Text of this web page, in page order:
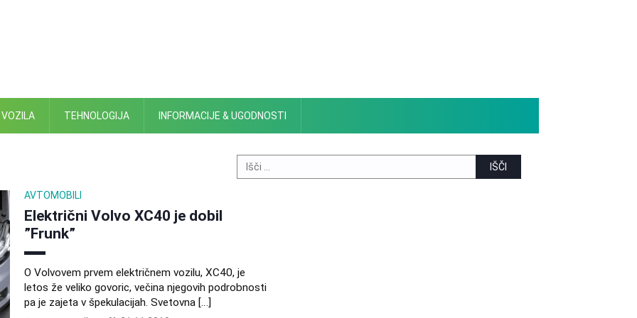
TEHNOLOGIJA INFORMACIJE & UGODNOSTI
Search
for:
AVTOMOBILI
Električni Volvo XC40 je dobil
”Frunk”
O Volvovem prvem električnem vozilu, XC40, je
letos že veliko govoric, večina njegovih podrobnosti
pa je zajeta v špekulacijah. Svetovna […]